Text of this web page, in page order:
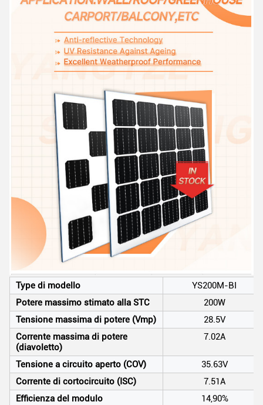
Type di modello
YS200M-BI
Potere massimo stimato alla STC
200W
Tensione massima di potere (Vmp)
28.5V
Corrente massima di potere
(diavoletto)
7.02A
Tensione a circuito aperto (COV)
35.63V
Corrente di cortocircuito (ISC)
7.51A
Efficienza del modulo
14,90%